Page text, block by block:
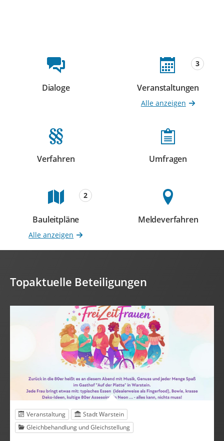
Beteiligungsformate
Dialoge Veranstaltungen
3
Beteiligungen
Alle anzeigen
Verfahren Umfragen
Bauleitpläne
2
Beteiligungen
Alle anzeigen
Meldeverfahren
Topaktuelle Beteiligungen
Veranstaltung
Stadt Warstein
Gleichbehandlung und Gleichstellung